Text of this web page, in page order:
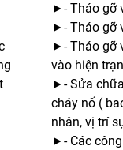
►- Tháo gỡ
►- Tháo gỡ
►- Tháo gỡ
vào hiện
►- Sửa
cháy nổ (
nhân, vị trí
►- Các